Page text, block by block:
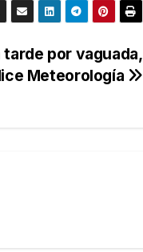
por vaguada,
Meteorología